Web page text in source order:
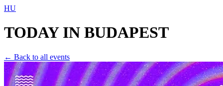
HU
TODAY IN BUDAPEST
← Back to all events